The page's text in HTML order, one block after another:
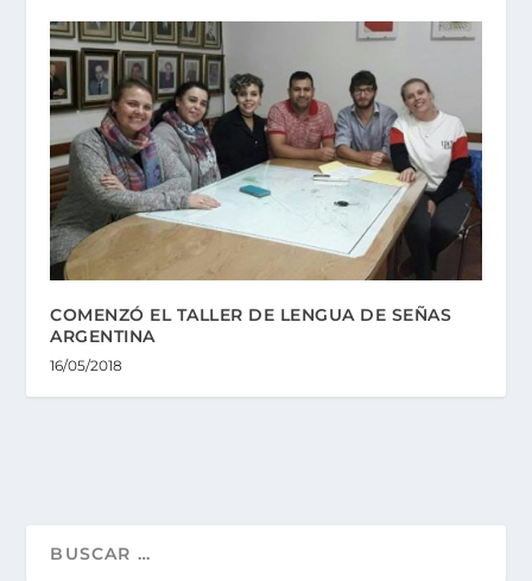
COMENZÓ EL TALLER DE LENGUA DE SEÑAS
ARGENTINA
16/05/2018